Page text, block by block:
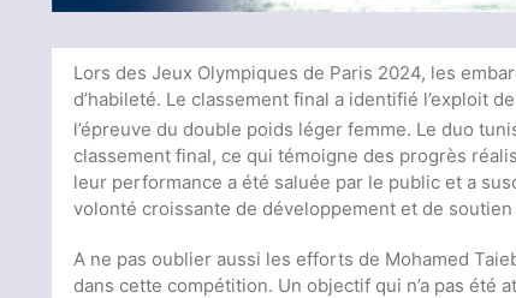
Lors des Jeux Olympiques de Paris 2024, les
d’habileté. Le classement final a identifié l’exploit
l’épreuve du double poids léger femme. Le duo
classement final, ce qui témoigne des progrès
leur performance a été saluée par le public et a
volonté croissante de développement et de
A ne pas oublier aussi les efforts de Mohamed
dans cette compétition. Un objectif qui n’a pas été